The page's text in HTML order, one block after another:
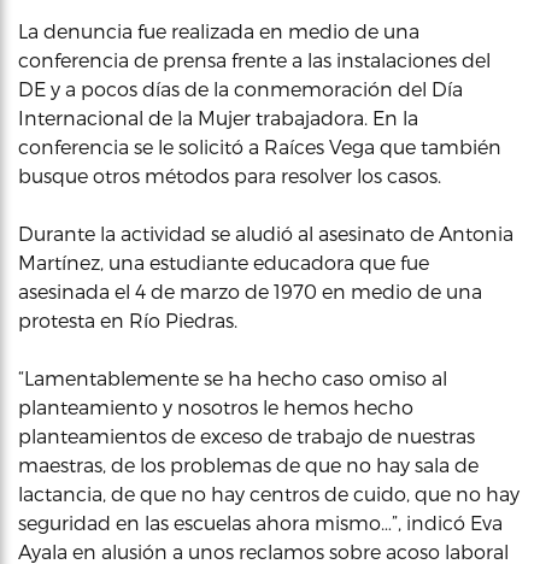
La denuncia fue realizada en medio de una
conferencia de prensa frente a las instalaciones del
DE y a pocos días de la conmemoración del Día
Internacional de la Mujer trabajadora. En la
conferencia se le solicitó a Raíces Vega que también
busque otros métodos para resolver los casos.
Durante la actividad se aludió al asesinato de Antonia
Martínez, una estudiante educadora que fue
asesinada el 4 de marzo de 1970 en medio de una
protesta en Río Piedras.
“Lamentablemente se ha hecho caso omiso al
planteamiento y nosotros le hemos hecho
planteamientos de exceso de trabajo de nuestras
maestras, de los problemas de que no hay sala de
lactancia, de que no hay centros de cuido, que no hay
seguridad en las escuelas ahora mismo…”, indicó Eva
Ayala en alusión a unos reclamos sobre acoso laboral